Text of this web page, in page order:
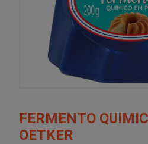
FERMENTO
OETKER